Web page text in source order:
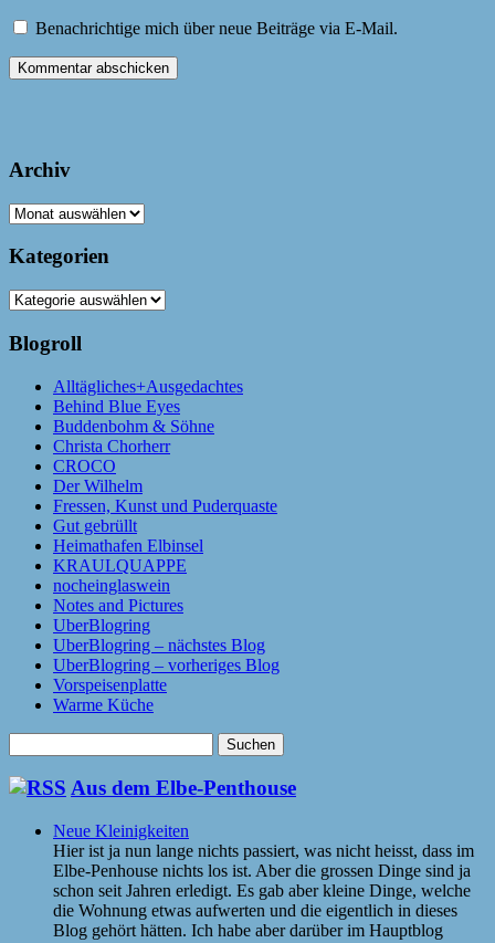
Benachrichtige mich über neue Beiträge via E-Mail.
Archiv
Archiv
Kategorien
Kategorien
Blogroll
Alltägliches+Ausgedachtes
Behind Blue Eyes
Buddenbohm & Söhne
Christa Chorherr
CROCO
Der Wilhelm
Fressen, Kunst und Puderquaste
Gut gebrüllt
Heimathafen Elbinsel
KRAULQUAPPE
nocheinglaswein
Notes and Pictures
UberBlogring
UberBlogring – nächstes Blog
UberBlogring – vorheriges Blog
Vorspeisenplatte
Warme Küche
nach:
Aus dem Elbe-Penthouse
Neue Kleinigkeiten
Hier ist ja nun lange nichts passiert, was nicht heisst, dass im
Elbe-Penhouse nichts los ist. Aber die grossen Dinge sind ja
schon seit Jahren erledigt. Es gab aber kleine Dinge, welche
die Wohnung etwas aufwerten und die eigentlich in dieses
Blog gehört hätten. Ich habe aber darüber im Hauptblog